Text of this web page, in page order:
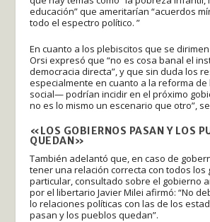
educación” que ameritarían “acuerdos
todo el espectro político. ”
En cuanto a los plebiscitos que se
Orsi expresó que “no es cosa banal el
democracia directa”, y que sin duda los
especialmente en cuanto a la reforma de
social— podrían incidir en el próximo
no es lo mismo un escenario que otro”,
«LOS GOBIERNOS PASAN Y LOS
QUEDAN»
También adelantó que, en caso de
tener una relación correcta con todos los
particular, consultado sobre el gobierno
por el libertario Javier Milei afirmó: “No
lo relaciones políticas con las de los
pasan y los pueblos quedan”.